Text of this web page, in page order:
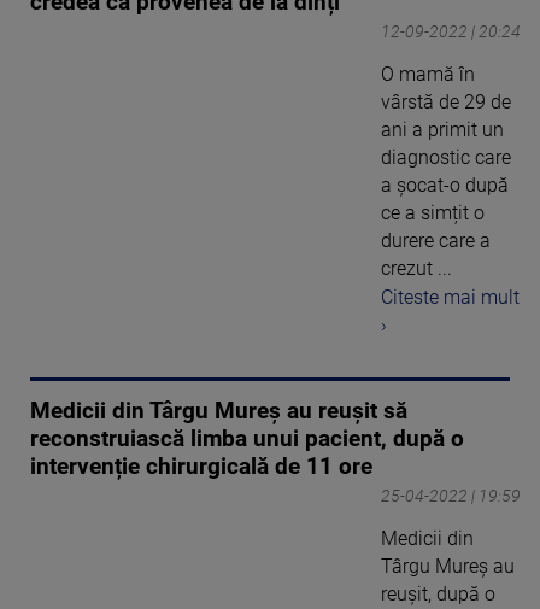
12-09-2022 | 20:24
O mamă în
vârstă de 29 de
ani a primit un
diagnostic care
a șocat-o după
ce a simțit o
durere care a
crezut ...
Citeste mai mult
›
Medicii din Târgu Mureș au reușit să
reconstruiască limba unui pacient, după o
intervenție chirurgicală de 11 ore
25-04-2022 | 19:59
Medicii din
Târgu Mureș au
reușit, după o